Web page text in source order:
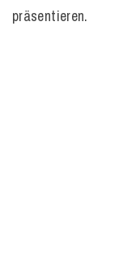
präsentieren.